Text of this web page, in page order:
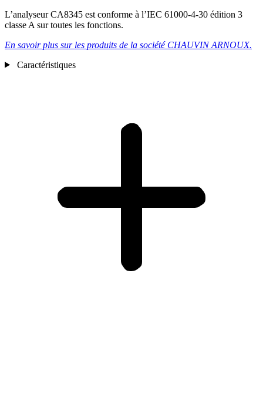
L’analyseur CA8345 est conforme à l’IEC 61000-4-30 édition 3
classe A sur toutes les fonctions.
En savoir plus sur les produits de la société CHAUVIN ARNOUX.
Caractéristiques